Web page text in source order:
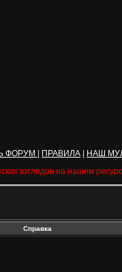
ФОРУМ ПРАВИЛА
НАШ
взглядов на нашем
Справка